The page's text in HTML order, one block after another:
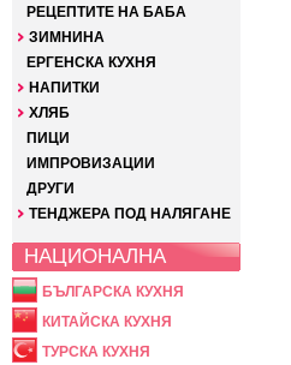
РЕЦЕПТИТЕ НА БАБА
ЗИМНИНА
ЕРГЕНСКА КУХНЯ
НАПИТКИ
ХЛЯБ
ПИЦИ
ИМПРОВИЗАЦИИ
ДРУГИ
ТЕНДЖЕРА ПОД НАЛЯГАНЕ
НАЦИОНАЛНА
БЪЛГАРСКА КУХНЯ
КИТАЙСКА КУХНЯ
ТУРСКА КУХНЯ